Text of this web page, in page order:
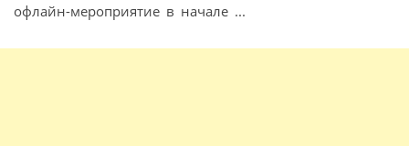
офлайн-мероприятие в начале ...